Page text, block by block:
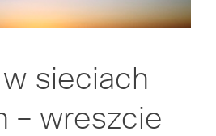
sieciach
– wreszcie